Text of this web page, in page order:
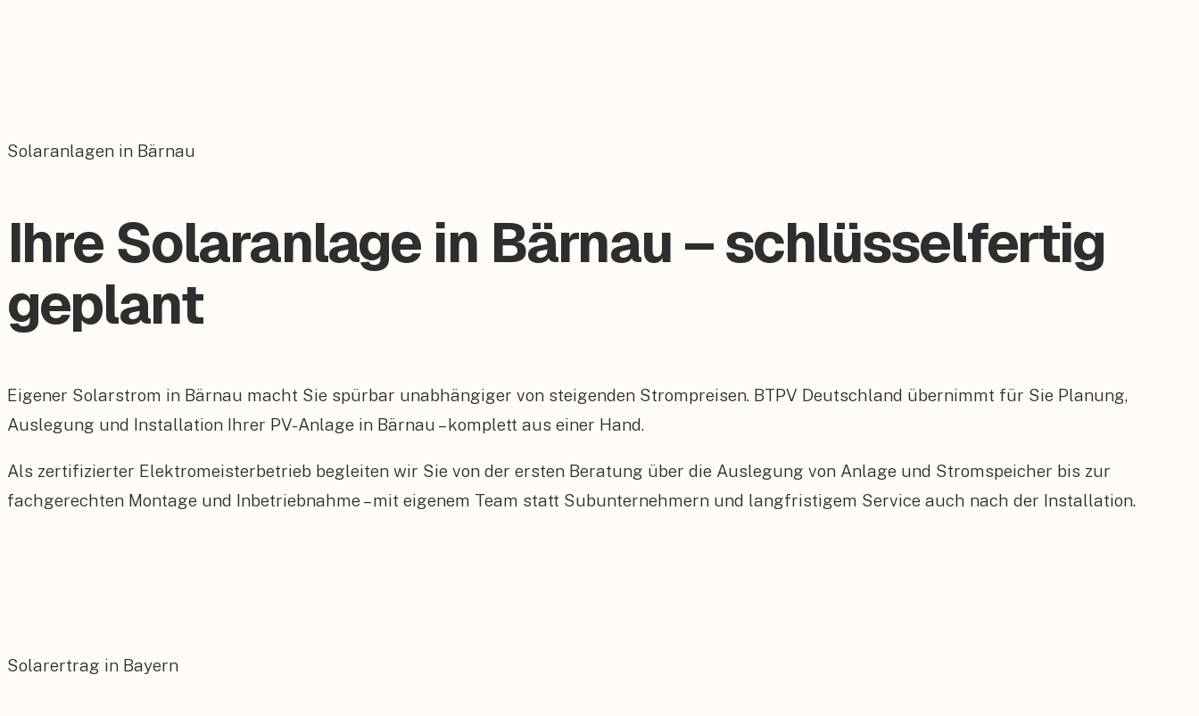
Solaranlagen in Bärnau
Ihre Solaranlage in Bärnau – schlüsselfertig
geplant
Eigener Solarstrom in Bärnau macht Sie spürbar unabhängiger von steigenden Strompreisen. BTPV Deutschland übernimmt für Sie Planung,
Auslegung und Installation Ihrer PV-Anlage in Bärnau – komplett aus einer Hand.
Als zertifizierter Elektromeisterbetrieb begleiten wir Sie von der ersten Beratung über die Auslegung von Anlage und Stromspeicher bis zur
fachgerechten Montage und Inbetriebnahme – mit eigenem Team statt Subunternehmern und langfristigem Service auch nach der Installation.
Solarertrag in Bayern